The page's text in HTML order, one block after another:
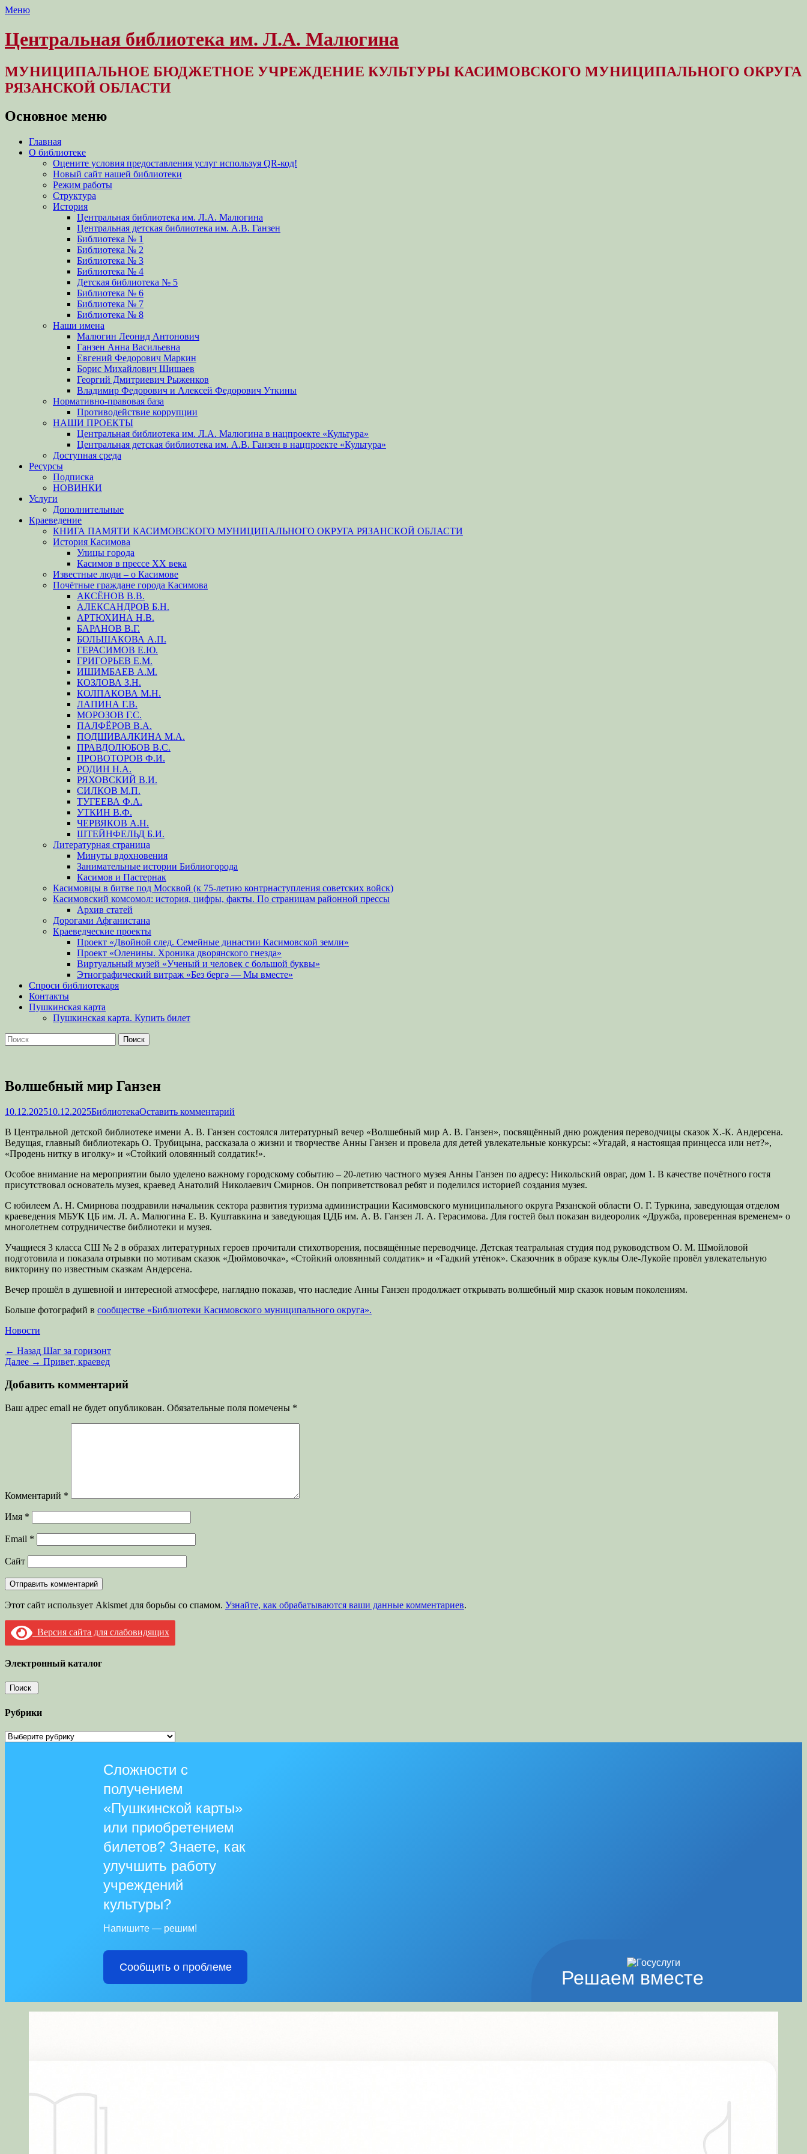
Меню
Центральная библиотека им. Л.А. Малюгина
МУНИЦИПАЛЬНОЕ БЮДЖЕТНОЕ УЧРЕЖДЕНИЕ КУЛЬТУРЫ КАСИМОВСКОГО МУНИЦИПАЛЬНОГО ОКРУГА
РЯЗАНСКОЙ ОБЛАСТИ
Основное меню
Перейти
содержимому
Главная
О библиотеке
Оцените условия предоставления услуг используя QR-код!
Новый сайт нашей библиотеки
Режим работы
Структура
История
Центральная библиотека им. Л.А. Малюгина
Центральная детская библиотека им. А.В. Ганзен
Библиотека № 1
Библиотека № 2
Библиотека № 3
Библиотека № 4
Детская библиотека № 5
Библиотека № 6
Библиотека № 7
Библиотека № 8
Наши имена
Малюгин Леонид Антонович
Ганзен Анна Васильевна
Евгений Федорович Маркин
Борис Михайлович Шишаев
Георгий Дмитриевич Рыженков
Владимир Федорович и Алексей Федорович Уткины
Нормативно-правовая база
Противодействие коррупции
НАШИ ПРОЕКТЫ
Центральная библиотека им. Л.А. Малюгина в нацпроекте «Культура»
Центральная детская библиотека им. А.В. Ганзен в нацпроекте «Культура»
Доступная среда
Ресурсы
Подписка
НОВИНКИ
Услуги
Дополнительные
Краеведение
КНИГА ПАМЯТИ КАСИМОВСКОГО МУНИЦИПАЛЬНОГО ОКРУГА РЯЗАНСКОЙ ОБЛАСТИ
История Касимова
Улицы города
Касимов в прессе XX века
Известные люди – о Касимове
Почётные граждане города Касимова
АКСЁНОВ В.В.
АЛЕКСАНДРОВ Б.Н.
АРТЮХИНА Н.В.
БАРАНОВ В.Г.
БОЛЬШАКОВА А.П.
ГЕРАСИМОВ Е.Ю.
ГРИГОРЬЕВ Е.М.
ИШИМБАЕВ А.М.
КОЗЛОВА З.Н.
КОЛПАКОВА М.Н.
ЛАПИНА Г.В.
МОРОЗОВ Г.С.
ПАЛФЁРОВ В.А.
ПОДШИВАЛКИНА М.А.
ПРАВДОЛЮБОВ В.С.
ПРОВОТОРОВ Ф.И.
РОДИН Н.А.
РЯХОВСКИЙ В.И.
СИЛКОВ М.П.
ТУГЕЕВА Ф.А.
УТКИН В.Ф.
ЧЕРВЯКОВ А.Н.
ШТЕЙНФЕЛЬД Б.И.
Литературная страница
Минуты вдохновения
Занимательные истории Библиогорода
Касимов и Пастернак
Касимовцы в битве под Москвой (к 75-летию контрнаступления советских войск)
Касимовский комсомол: история, цифры, факты. По страницам районной прессы
Архив статей
Дорогами Афганистана
Краеведческие проекты
Проект «Двойной след. Семейные династии Касимовской земли»
Проект «Оленины. Хроника дворянского гнезда»
Виртуальный музей «Ученый и человек с большой буквы»
Этнографический витраж «Без бергə — Мы вместе»
Спроси библиотекаря
Контакты
Пушкинская карта
Пушкинская карта. Купить билет
Поиск
Найти:
Волшебный мир Ганзен
Опубликовано
10.12.202510.12.2025Автор
БиблиотекаОставить комментарий
В Центральной детской библиотеке имени А. В. Ганзен состоялся литературный вечер «Волшебный мир А. В. Ганзен», посвящённый дню рождения переводчицы сказок Х.-К. Андерсена.
Ведущая, главный библиотекарь О. Трубицына, рассказала о жизни и творчестве Анны Ганзен и провела для детей увлекательные конкурсы: «Угадай, я настоящая принцесса или нет?»,
«Продень нитку в иголку» и «Стойкий оловянный солдатик!».
Особое внимание на мероприятии было уделено важному городскому событию – 20-летию частного музея Анны Ганзен по адресу: Никольский овраг, дом 1. В качестве почётного гостя
присутствовал основатель музея, краевед Анатолий Николаевич Смирнов. Он поприветствовал ребят и поделился историей создания музея.
С юбилеем А. Н. Смирнова поздравили начальник сектора развития туризма администрации Касимовского муниципального округа Рязанской области О. Г. Туркина, заведующая отделом
краеведения МБУК ЦБ им. Л. А. Малюгина Е. В. Куштавкина и заведующая ЦДБ им. А. В. Ганзен Л. А. Герасимова. Для гостей был показан видеоролик «Дружба, проверенная временем» о
многолетнем сотрудничестве библиотеки и музея.
Учащиеся 3 класса СШ № 2 в образах литературных героев прочитали стихотворения, посвящённые переводчице. Детская театральная студия под руководством О. М. Шмойловой
подготовила и показала отрывки по мотивам сказок «Дюймовочка», «Стойкий оловянный солдатик» и «Гадкий утёнок». Сказочник в образе куклы Оле-Лукойе провёл увлекательную
викторину по известным сказкам Андерсена.
Вечер прошёл в душевной и интересной атмосфере, наглядно показав, что наследие Анны Ганзен продолжает открывать волшебный мир сказок новым поколениям.
Больше фотографий в сообществе «Библиотеки Касимовского муниципального округа».
Категории
Новости
Навигация
по
записям
← Назад Предыдущая
запись:
Шаг за горизонт
Далее → Следующая
Привет, краевед
Добавить комментарий
Ваш адрес email не будет опубликован. Обязательные поля помечены *
Комментарий *
Имя *
Email *
Сайт
Этот сайт использует Akismet для борьбы со спамом. Узнайте, как обрабатываются ваши данные комментариев.
Версия сайта для слабовидящих
Электронный каталог
Рубрики
Рубрики
Решаем вместе
Сложности с
получением
«Пушкинской карты»
или приобретением
билетов? Знаете, как
улучшить работу
учреждений
культуры?
Напишите — решим!
Сообщить о проблеме